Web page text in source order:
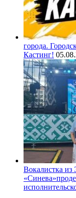
города.
Кастинг!
Вокалистка из